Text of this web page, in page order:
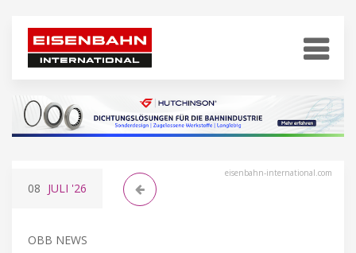
eisenbahn-international.com
08 JULI '26
OBB NEWS